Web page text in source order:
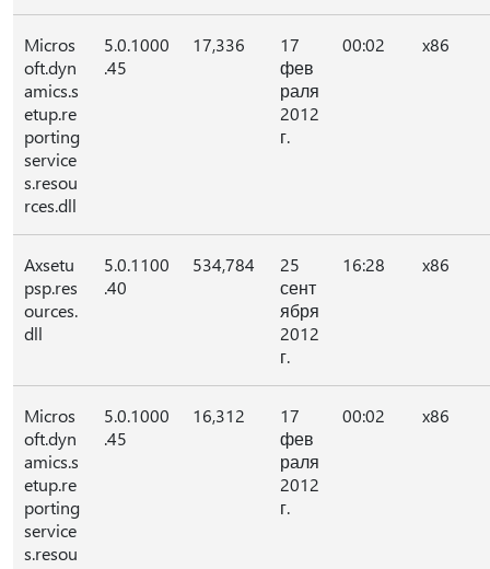
Micros
oft.dyn
amics.s
etup.re
porting
service
s.resou
rces.dll
5.0.1000
.45
17,336
17
фев
раля
2012
г.
00:02 x86
Axsetu
psp.res
ources.
dll
5.0.1100
.40
534,784
25
сент
ября
2012
г.
16:28 x86
Micros
oft.dyn
amics.s
etup.re
porting
service
s.resou
5.0.1000
.45
16,312
17
фев
раля
2012
г.
00:02 x86